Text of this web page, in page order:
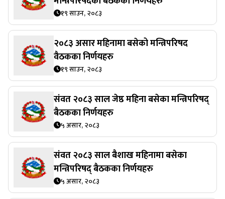
१९ साउन, २०८३
२०८३ असार महिनामा बसेको मन्त्रिपरिषद
वैठकका निर्णयहरु
१९ साउन, २०८३
संवत २०८३ साल जेष्ठ महिना बसेका मन्त्रिपरिषद्
बैठकका निर्णयहरु
५ असार, २०८३
संवत २०८३ साल बैशाख महिनामा बसेका
मन्त्रिपरिषद् बैठकका निर्णयहरु
५ असार, २०८३